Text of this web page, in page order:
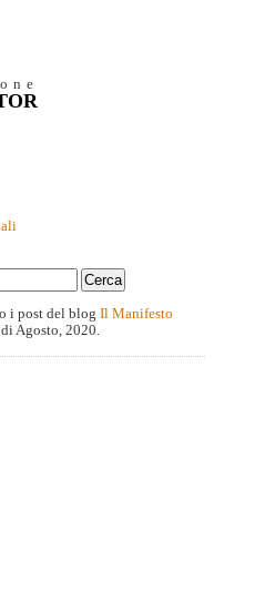
i post del blog Il Manifesto
Agosto, 2020.